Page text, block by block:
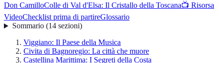
Don CamilloColle di Val d'Elsa: Il Cristallo della Toscana📺 Risorsa
VideoChecklist prima di partireGlossario
Sommario(14 sezioni)
Viggiano: Il Paese della Musica
Civita di Bagnoregio: La città che muore
Castellina Marittima: I Segreti della Costa